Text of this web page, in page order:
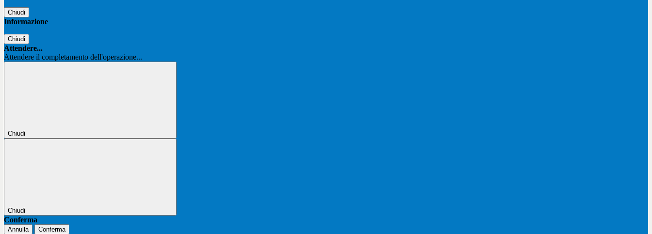
Chiudi
Informazione
Chiudi
Attendere...
Attendere il completamento dell'operazione...
Chiudi
Chiudi
Conferma
Annulla Conferma